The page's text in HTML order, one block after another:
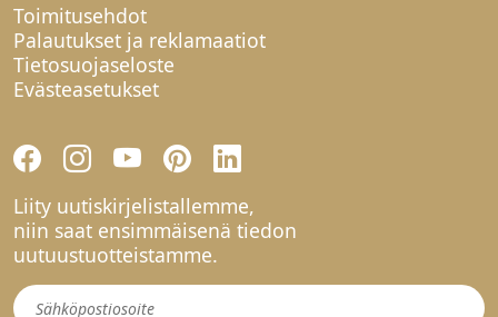
Toimitusehdot
Palautukset ja reklamaatiot
Tietosuojaseloste
Evästeasetukset
Liity uutiskirjelistallemme,
niin saat ensimmäisenä tiedon
uutuustuotteistamme.
Uutiskirje